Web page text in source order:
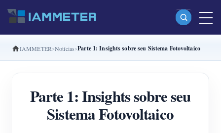
Produtos
Monofásico Medidor de energia Wi-Fi (WEM3080)
Fase dividida Medidor de energia Wi-Fi (WEM2067)
Trifásico Medidor de energia Wi-Fi (WEM3080T)
IAMMETER Notícias Parte 1: Insights sobre seu Sistema Fotovoltaico
Parte 1: Insights sobre seu
Sistema Fotovoltaico